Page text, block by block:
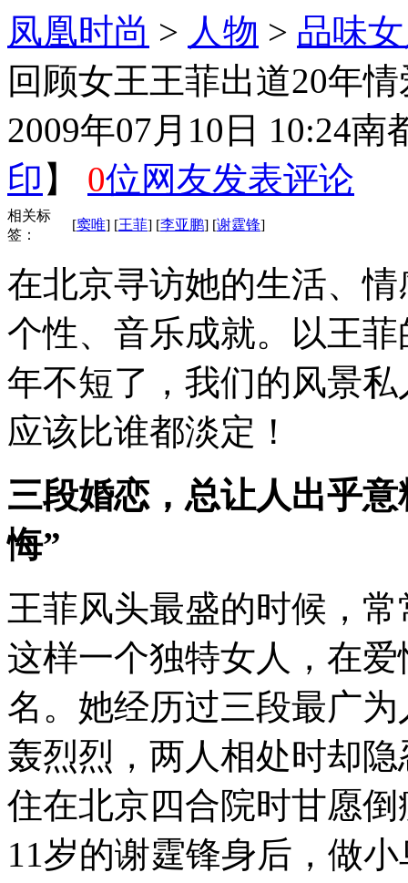
凤凰时尚 > 人物 > 品味
回顾女王王菲出道20年
2009年07月10日 10:24南
印 】 0位网友发表评论
相关标
签：
[窦唯] [王菲] [李亚鹏] [谢霆锋]
在北京寻访她的生活、
个性、音乐成就。以王
年不短了，我们的风景
应该比谁都淡定！
三段婚恋，总让人出乎
悔”
王菲风头最盛的时候，
这样一个独特女人，在
名。她经历过三段最广
轰烈烈，两人相处时却
住在北京四合院时甘愿
11岁的谢霆锋身后，做